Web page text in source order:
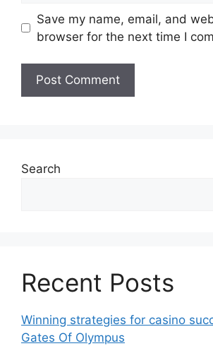
Save my name, email, and
browser for the next time I
Search
Recent Posts
Winning strategies for casino
Gates Of Olympus